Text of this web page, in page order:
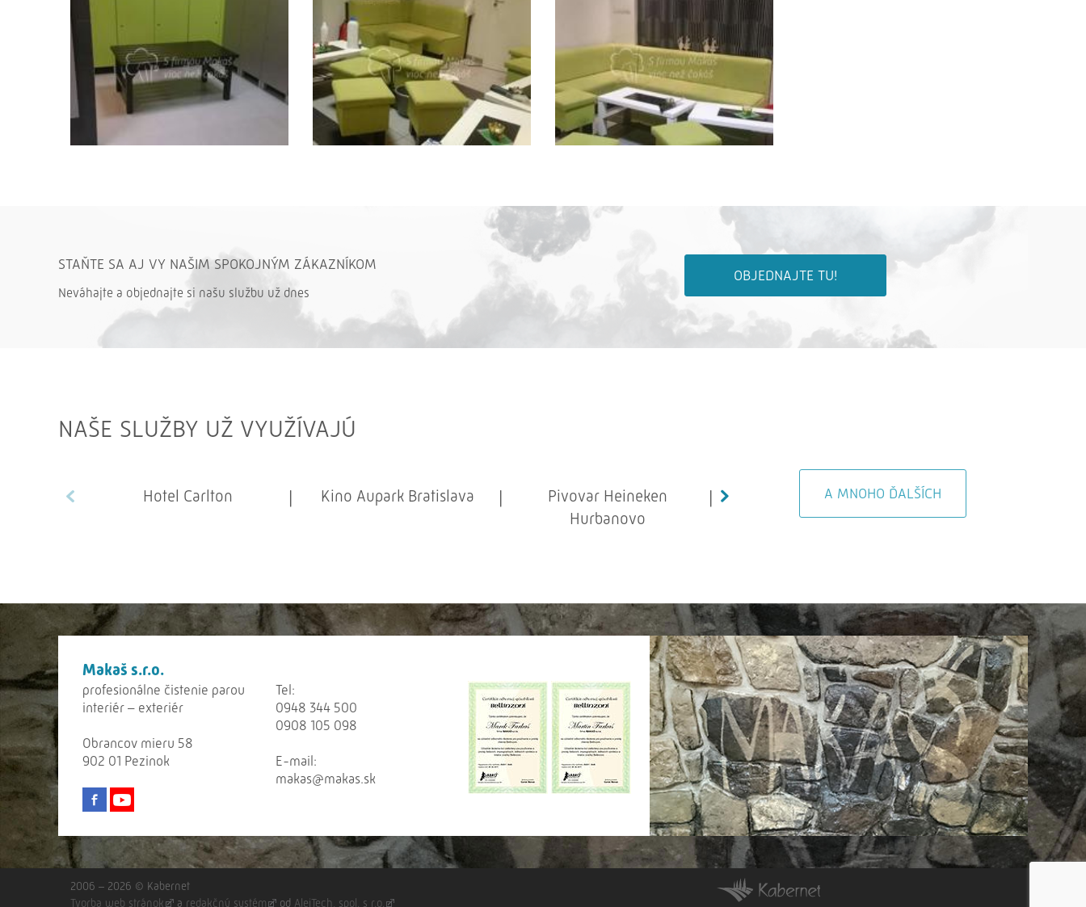
STAŇTE SA AJ VY NAŠIM SPOKOJNÝM ZÁKAZNÍKOM
Neváhajte a objednajte si našu službu už dnes
OBJEDNAJTE TU!
NAŠE SLUŽBY UŽ VYUŽÍVAJÚ
Hotel Carlton Kino Aupark Bratislava
Pivovar Heineken
Hurbanovo
AL Dente BratislavaA MNOHO ĎALŠÍCH
Makaš s.r.o.
profesionálne čistenie parou
interiér – exteriér
Obrancov mieru 58
902 01 Pezinok
Tel:
0948 344 500
0908 105 098
E-mail:
makas@makas.sk
2006 – 2026 © Kabernet
Tvorba web stránok
a redakčný systém od AlejTech, spol. s r.o.